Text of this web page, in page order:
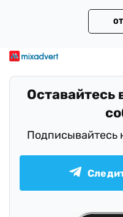
Оставайтесь
Подписывайтесь